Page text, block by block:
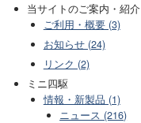
当サイトのご案内・紹介
ご利用・概要 (3)
お知らせ (24)
リンク (2)
ミニ四駆
情報・新製品 (1)
ニュース (216)